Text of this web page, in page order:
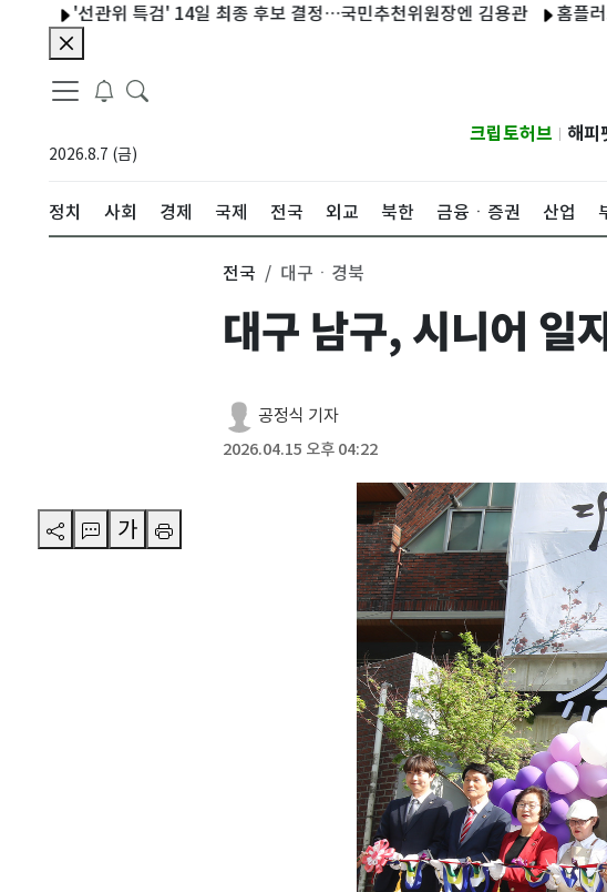
'선관위 특검' 14일 최종 후보 결정…국민추천위원장엔 김용관 홈플러스, 67
2026.8.7 (금)
크립토허브 해피
정치 사회 경제 국제 전국 외교 북한 금융ㆍ증권 산업
가
전국 대구ㆍ경북
대구 남구, 시니어 일
공정식 기자
2026.04.15 오후 04:22